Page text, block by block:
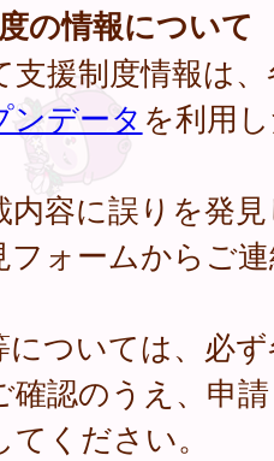
の情報について
支援制度情報は
ンデータ を利用
内容に誤りを発
フォームからご
ついては、必
確認のうえ、申
ください。